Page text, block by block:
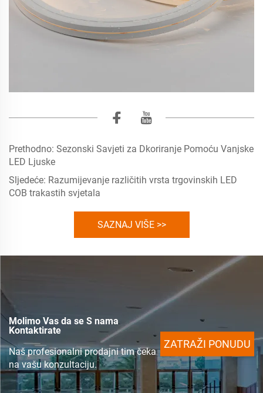
Prethodno: Sezonski Savjeti za Dkoriranje Pomoću Vanjske
LED Ljuske
Sljedeće: Razumijevanje različitih vrsta trgovinskih LED
COB trakastih svjetala
SAZNAJ VIŠE >>
Molimo Vas da se S nama
Kontaktirate
Naš profesionalni prodajni tim čeka
na vašu konzultaciju.
ZATRAŽI PONUDU